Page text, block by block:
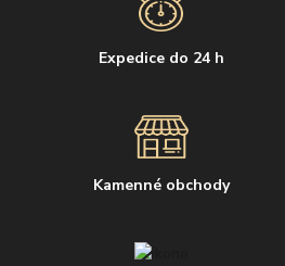
Expedice do 24 h
Kamenné obchody